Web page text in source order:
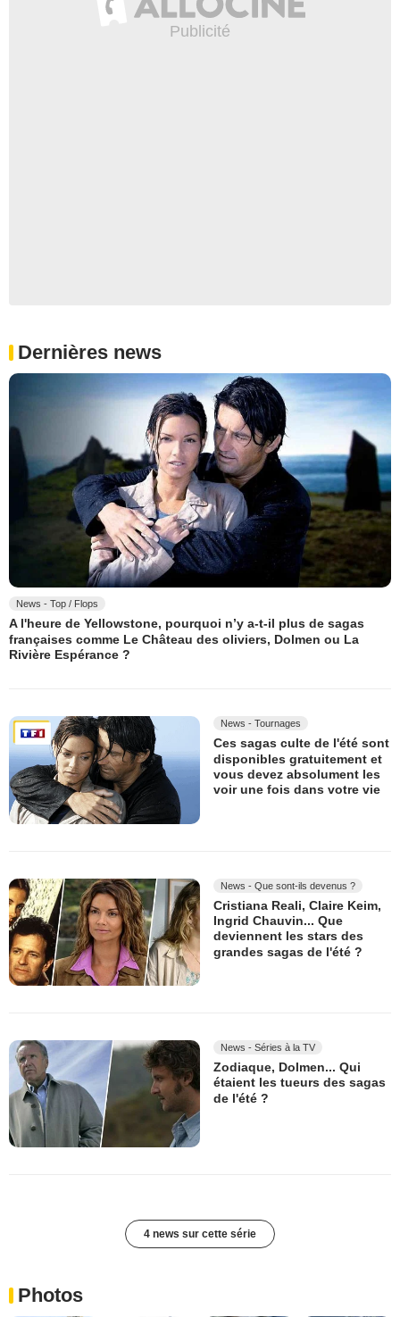
Dernières news
News - Top / Flops
A l'heure de Yellowstone, pourquoi n’y a-t-il plus de sagas
françaises comme Le Château des oliviers, Dolmen ou La
Rivière Espérance ?
News - Tournages
Ces sagas culte de l'été sont
disponibles gratuitement et
vous devez absolument les
voir une fois dans votre vie
News - Que sont-ils devenus ?
Cristiana Reali, Claire Keim,
Ingrid Chauvin... Que
deviennent les stars des
grandes sagas de l'été ?
News - Séries à la TV
Zodiaque, Dolmen... Qui
étaient les tueurs des sagas
de l'été ?
4 news sur cette série
Photos